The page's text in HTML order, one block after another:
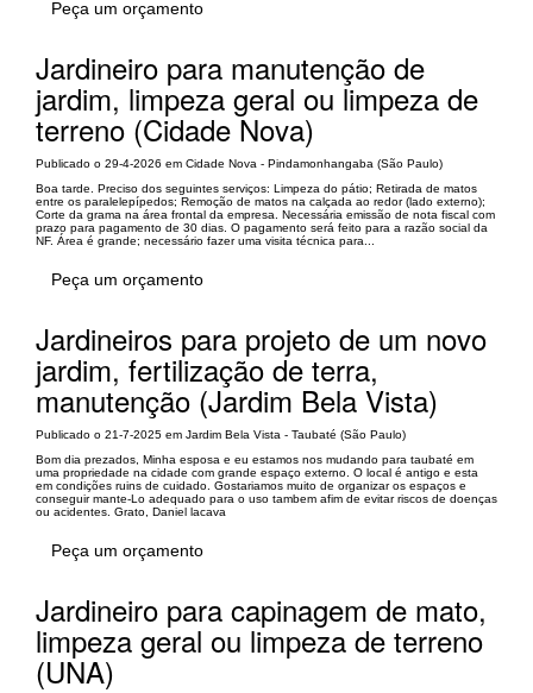
Peça um orçamento
Jardineiro para manutenção de
jardim, limpeza geral ou limpeza de
terreno (Cidade Nova)
Publicado o 29-4-2026 em Cidade Nova - Pindamonhangaba (São Paulo)
Boa tarde. Preciso dos seguintes serviços: Limpeza do pátio; Retirada de matos
entre os paralelepípedos; Remoção de matos na calçada ao redor (lado externo);
Corte da grama na área frontal da empresa. Necessária emissão de nota fiscal com
prazo para pagamento de 30 dias. O pagamento será feito para a razão social da
NF. Área é grande; necessário fazer uma visita técnica para...
Peça um orçamento
Jardineiros para projeto de um novo
jardim, fertilização de terra,
manutenção (Jardim Bela Vista)
Publicado o 21-7-2025 em Jardim Bela Vista - Taubaté (São Paulo)
Bom dia prezados, Minha esposa e eu estamos nos mudando para taubaté em
uma propriedade na cidade com grande espaço externo. O local é antigo e esta
em condições ruins de cuidado. Gostariamos muito de organizar os espaços e
conseguir mante-Lo adequado para o uso tambem afim de evitar riscos de doenças
ou acidentes. Grato, Daniel lacava
Peça um orçamento
Jardineiro para capinagem de mato,
limpeza geral ou limpeza de terreno
(UNA)